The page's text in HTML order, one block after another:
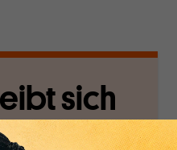
sich